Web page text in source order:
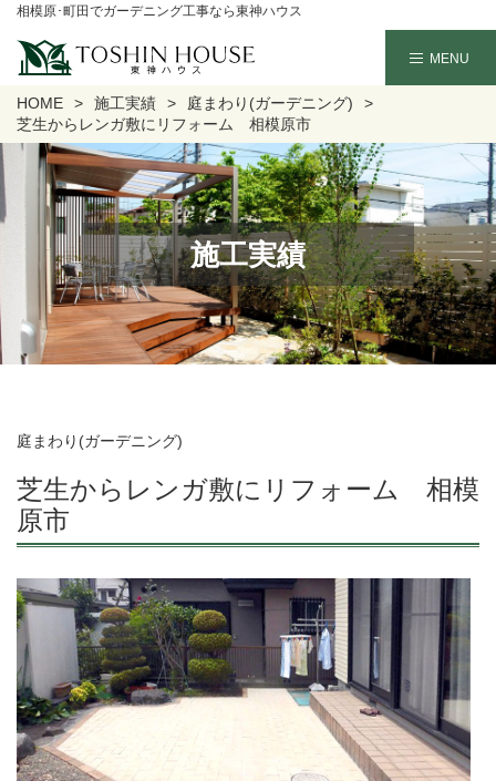
相模原･町田でガーデニング工事なら東神ハウス
HOME 施工実績
庭まわり(ガーデニング)
芝生からレンガ敷にリフォーム 相模原市
施工実績
庭まわり(ガーデニング)
芝生からレンガ敷にリフォーム 相模
原市